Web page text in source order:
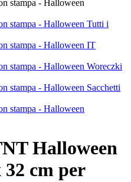
Halloween
32 cm per